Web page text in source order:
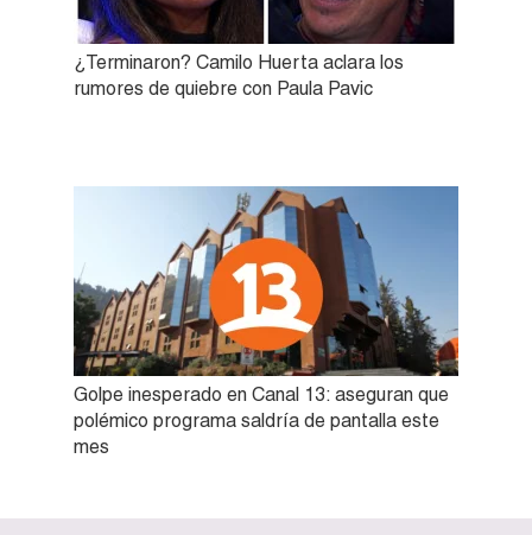
¿Terminaron? Camilo Huerta aclara los
rumores de quiebre con Paula Pavic
Golpe inesperado en Canal 13: aseguran que
polémico programa saldría de pantalla este
mes